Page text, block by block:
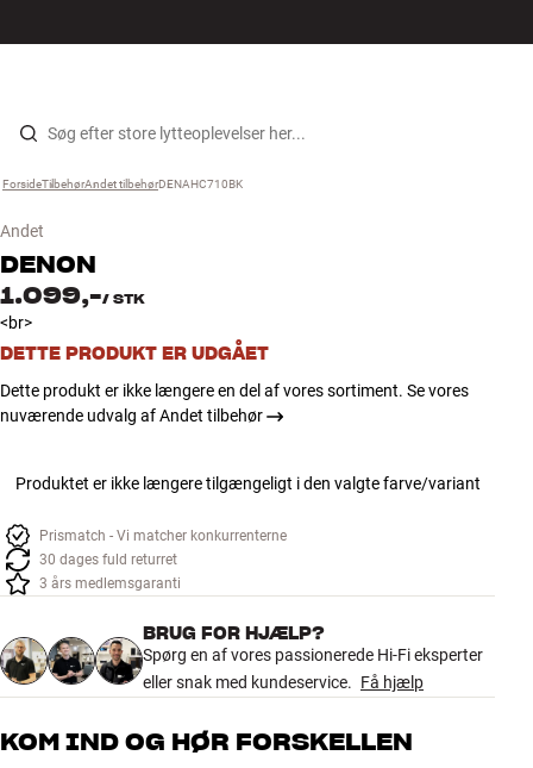
Gå til indhold
Højtaler
Høretelefoner
Kabler
Tilbehør
MÆRKER
NYHEDER
Forside ›
Tilbehør ›
Andet tilbehør ›
DENAHC710BK
Andet
DENON
1.099,-/ STK
<br>
DETTE PRODUKT ER UDGÅET
Dette produkt er ikke længere en del af vores sortiment. Se vores
nuværende udvalg af Andet tilbehør
Produktet er ikke længere tilgængeligt i den valgte farve/variant
Prismatch - Vi matcher konkurrenterne
30 dages fuld returret
3 års medlemsgaranti
BRUG FOR HJÆLP?
Spørg en af vores passionerede Hi-Fi eksperter
eller snak med kundeservice. Få hjælp
KOM IND OG HØR FORSKELLEN